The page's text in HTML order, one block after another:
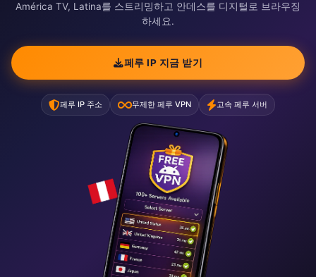
América TV, Latina를 스트리밍하고 안데스를 디지털로 브라우징
하세요.
페루 IP 지금 받기
페루 IP 주소 무제한 페루 VPN 고속 페루 서버